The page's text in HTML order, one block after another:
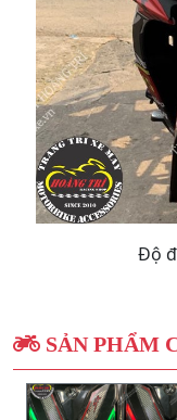
Độ
SẢN PHẨM